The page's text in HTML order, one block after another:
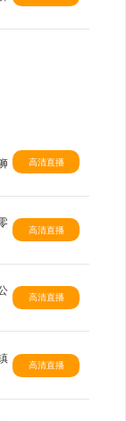
高清直播
高清直播
高清直播
高清直播